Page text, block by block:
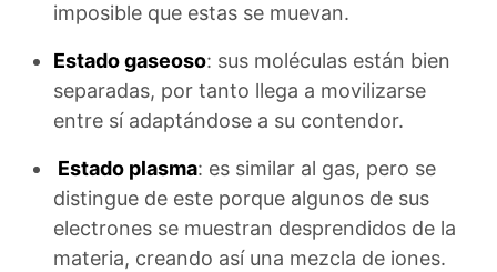
imposible que estas se muevan.
Estado gaseoso: sus moléculas están bien
separadas, por tanto llega a movilizarse
entre sí adaptándose a su contendor.
Estado plasma: es similar al gas, pero se
distingue de este porque algunos de sus
electrones se muestran desprendidos de la
materia, creando así una mezcla de iones.